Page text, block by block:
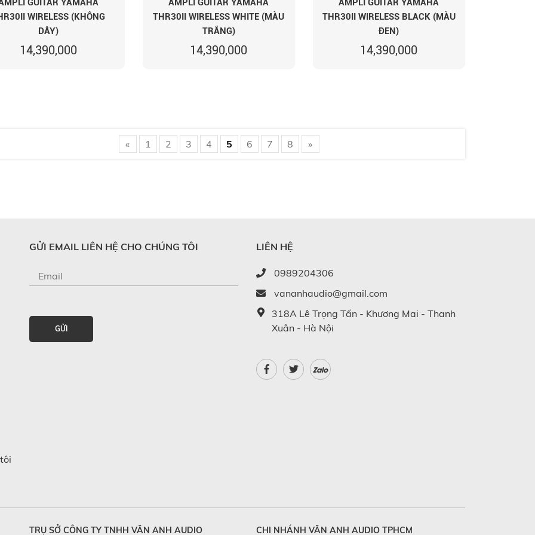
GUITAR YAMAHA
WIRELESS (KHÔNG
DÂY)
14,390,000
AMPLI GUITAR YAMAHA
THR30II WIRELESS WHITE (MÀU
TRẮNG)
14,390,000
AMPLI GUITAR YAMAHA
THR30II WIRELESS BLACK (MÀU
ĐEN)
14,390,000
« 1 2 3 4 5 6 7 8 »
GỬI EMAIL LIÊN HỆ CHO CHÚNG TÔI
GỬI
LIÊN HỆ
0989204306
vananhaudio@gmail.com
318A Lê Trọng Tấn - Khương Mai - Thanh
Xuân - Hà Nội
Zalo
TRỤ SỞ CÔNG TY TNHH VĂN ANH AUDIO CHI NHÁNH VĂN ANH AUDIO TPHCM